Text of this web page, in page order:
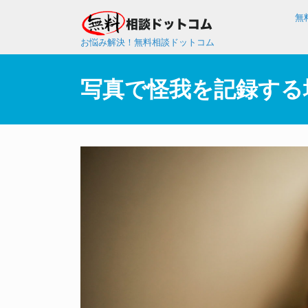
お悩み解決！無料相談ドットコム
無
写真で怪我を記録す